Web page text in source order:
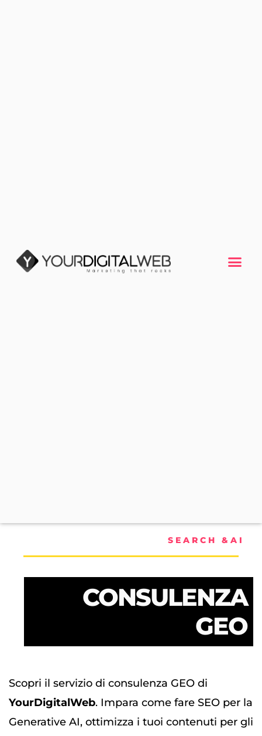
SEARCH &AI
CONSULENZA
GEO
Scopri il servizio di consulenza GEO di
YourDigitalWeb. Impara come fare SEO per la
Generative AI, ottimizza i tuoi contenuti per gli